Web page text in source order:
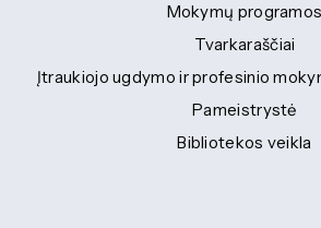
Mokymų programos
Tvarkaraščiai
Įtraukiojo ugdymo ir profesinio
Pameistrystė
Bibliotekos veikla